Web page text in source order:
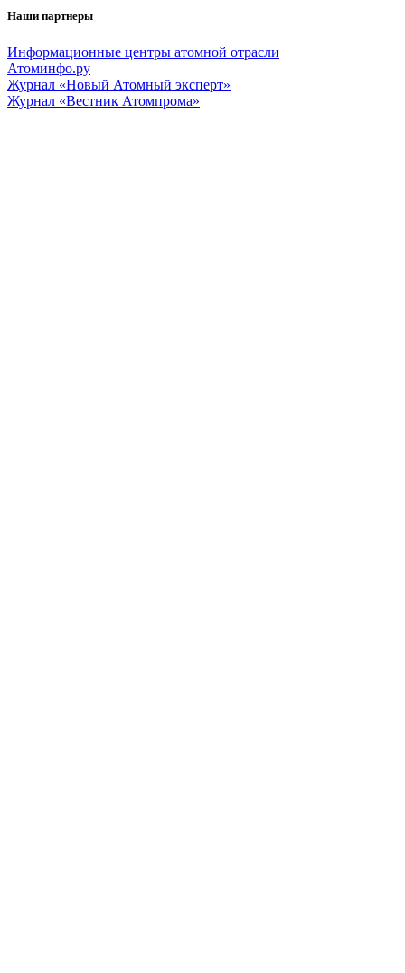
Наши партнеры
Информационные центры атомной отрасли
Атоминфо.ру
Журнал «Новый Атомный эксперт»
Журнал «Вестник Атомпрома»